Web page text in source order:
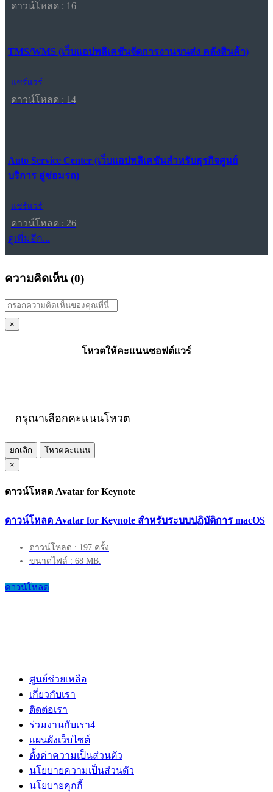
ดาวน์โหลด : 16
TMS/WMS (เว็บแอปพลิเคชันจัดการงานขนส่ง คลังสินค้า)
แชร์แวร์
ดาวน์โหลด : 14
Auto Service Center (เว็บแอปพลิเคชันสำหรับธุรกิจศูนย์
บริการ อู่ซ่อมรถ)
แชร์แวร์
ดาวน์โหลด : 26
ดูเพิ่มอีก...
ความคิดเห็น (0)
×
โหวตให้คะแนนซอฟต์แวร์
กรุณาเลือกคะแนนโหวต
ยกเลิก
โหวตคะแนน
×
ดาวน์โหลด Avatar for Keynote
ดาวน์โหลด Avatar for Keynote สำหรับระบบปฏิบัติการ macOS
ดาวน์โหลด : 197 ครั้ง
ขนาดไฟล์ : 68 MB.
ดาวน์โหลด
ศูนย์ช่วยเหลือ
เกี่ยวกับเรา
ติดต่อเรา
ร่วมงานกับเรา4
แผนผังเว็บไซต์
ตั้งค่าความเป็นส่วนตัว
นโยบายความเป็นส่วนตัว
นโยบายคุกกี้